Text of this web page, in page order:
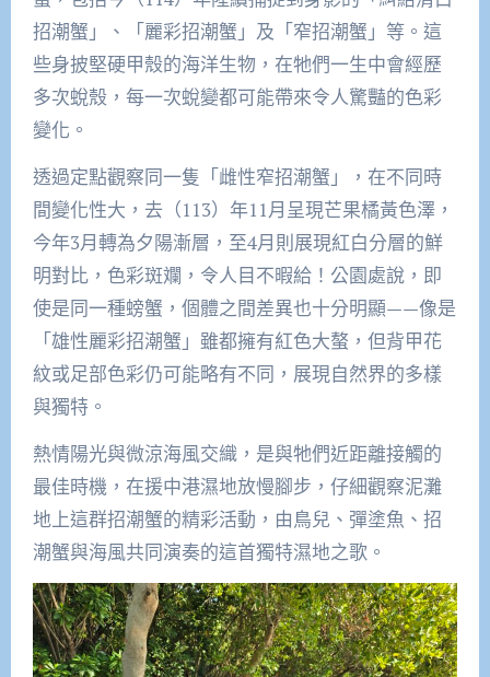
招潮蟹」、「麗彩招潮蟹」及「窄招潮蟹」等。這
些身披堅硬甲殼的海洋生物，在牠們一生中會經歷
多次蛻殼，每一次蛻變都可能帶來令人驚豔的色彩
變化。
透過定點觀察同一隻「雌性窄招潮蟹」，在不同時
間變化性大，去（113）年11月呈現芒果橘黃色澤，
今年3月轉為夕陽漸層，至4月則展現紅白分層的鮮
明對比，色彩斑斕，令人目不暇給！公園處說，即
使是同一種螃蟹，個體之間差異也十分明顯——像是
「雄性麗彩招潮蟹」雖都擁有紅色大螯，但背甲花
紋或足部色彩仍可能略有不同，展現自然界的多樣
與獨特。
熱情陽光與微涼海風交織，是與牠們近距離接觸的
最佳時機，在援中港濕地放慢腳步，仔細觀察泥灘
地上這群招潮蟹的精彩活動，由鳥兒、彈塗魚、招
潮蟹與海風共同演奏的這首獨特濕地之歌。